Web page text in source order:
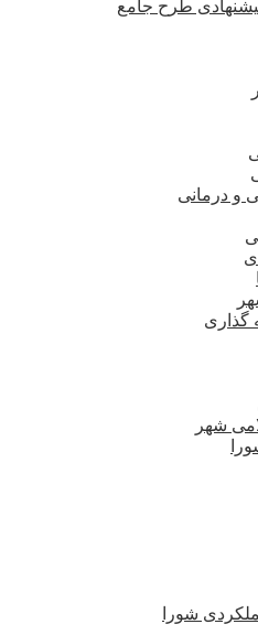
طرح جامع
و درمانی
گذاری
شهر
شورا